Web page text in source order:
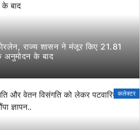
राज्य शासन ने मंजूर किए 21.81
अनुमोदन के बाद
कलेक्टर